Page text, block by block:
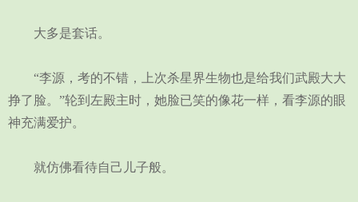
大多是套话。
“李源，考的不错，上次杀星界生物也是给我们武殿大大
挣了脸。”轮到左殿主时，她脸已笑的像花一样，看李源的眼
神充满爱护。
就仿佛看待自己儿子般。